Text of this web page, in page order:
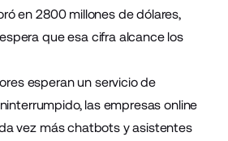
en 2800 millones de dólares,
que esa cifra alcance los
esperan un servicio de
las empresas online
vez más chatbots y asistentes